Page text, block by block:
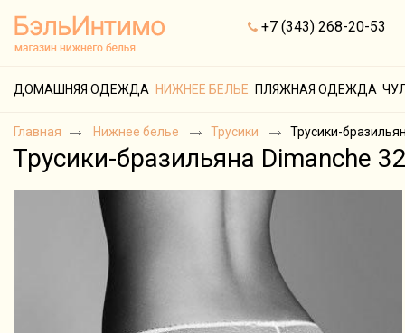
+7 (343) 268-20-53
ДОМАШНЯЯ ОДЕЖДА НИЖНЕЕ БЕЛЬЕ ПЛЯЖНАЯ ОДЕЖДА
Главная Нижнее белье Трусики Трусики-
Трусики-бразильяна Dimanche